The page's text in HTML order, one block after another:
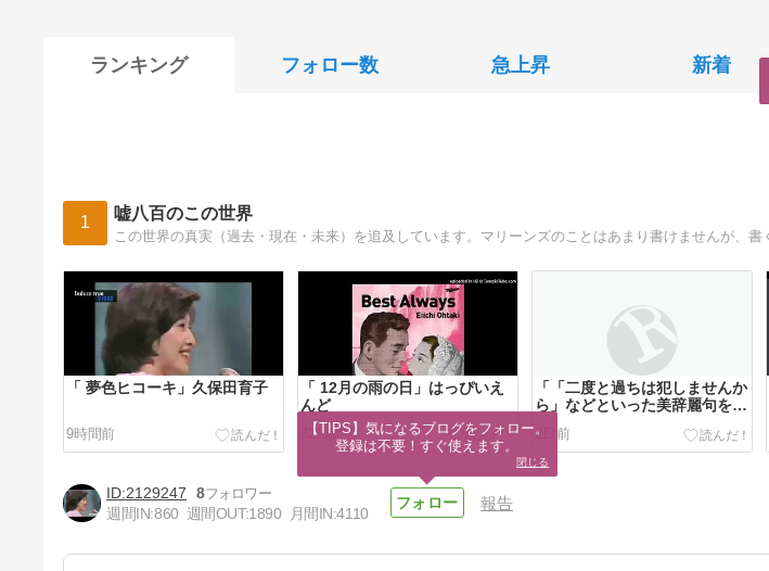
ランキング フォロー数 急上昇 新着
1 嘘八百のこの世界
「 夢色ヒコーキ」久保田育子
9時間前
「 12月の雨の日」はっぴいえ
んど
32時間前
「「二度と過ちは犯しませんか
ら」などといった美辞麗句を石
分かっていないのに、どうして
このようなことが言えるのでし
ょうか」byソウルマン
2日前
2129247
8
週間IN:860 週間OUT:1890 月間IN:4110
報告
【TIPS】気になるブログをフォロー。
登録は不要！すぐ使えます。
閉じる